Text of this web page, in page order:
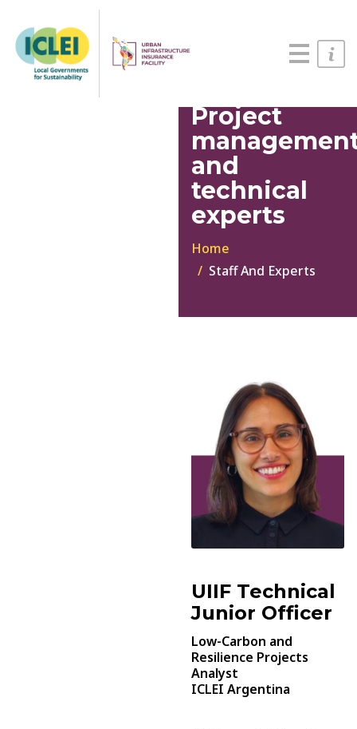
English
Português
Project
and
technical
experts
Home
Staff And Experts
UIIF Technical
Junior Officer
Low-Carbon and
Resilience Projects
Analyst
ICLEI Argentina